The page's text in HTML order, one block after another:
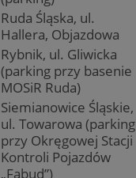
Ruda Śląska, ul.
Hallera, Objazdowa
Rybnik, ul. Gliwicka
(parking przy basenie
MOSiR Ruda)
Siemianowice Śląskie,
ul. Towarowa (parking
przy Okręgowej Stacji
Kontroli Pojazdów
„Fabud”)